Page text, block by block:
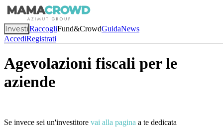
InvestiRaccogliFund&CrowdGuidaNews
AccediRegistrati
Agevolazioni fiscali per le
aziende
Se invece sei un'investitore vai alla pagina a te dedicata